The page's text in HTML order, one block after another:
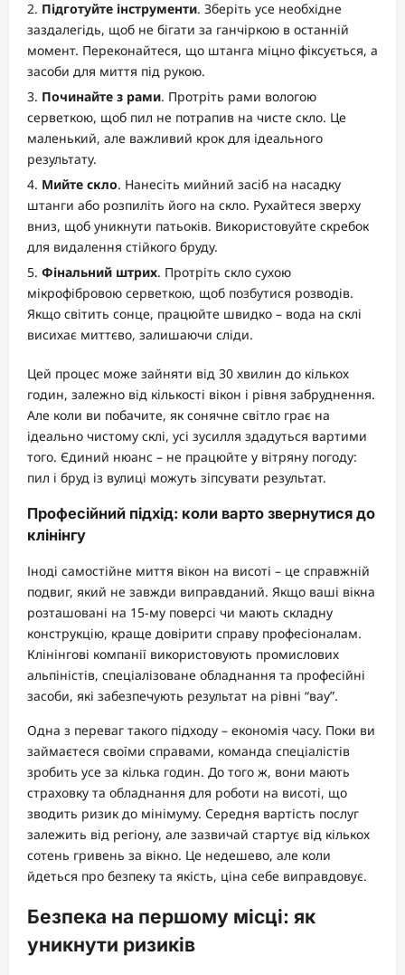
Підготуйте інструменти. Зберіть усе необхідне
заздалегідь, щоб не бігати за ганчіркою в останній
момент. Переконайтеся, що штанга міцно фіксується, а
засоби для миття під рукою.
Починайте з рами. Протріть рами вологою
серветкою, щоб пил не потрапив на чисте скло. Це
маленький, але важливий крок для ідеального
результату.
Мийте скло. Нанесіть мийний засіб на насадку
штанги або розпиліть його на скло. Рухайтеся зверху
вниз, щоб уникнути патьоків. Використовуйте скребок
для видалення стійкого бруду.
Фінальний штрих. Протріть скло сухою
мікрофібровою серветкою, щоб позбутися розводів.
Якщо світить сонце, працюйте швидко – вода на склі
висихає миттєво, залишаючи сліди.
Цей процес може зайняти від 30 хвилин до кількох
годин, залежно від кількості вікон і рівня забруднення.
Але коли ви побачите, як сонячне світло грає на
ідеально чистому склі, усі зусилля здадуться вартими
того. Єдиний нюанс – не працюйте у вітряну погоду:
пил і бруд із вулиці можуть зіпсувати результат.
Професійний підхід: коли варто звернутися до
клінінгу
Іноді самостійне миття вікон на висоті – це справжній
подвиг, який не завжди виправданий. Якщо ваші вікна
розташовані на 15-му поверсі чи мають складну
конструкцію, краще довірити справу професіоналам.
Клінінгові компанії використовують промислових
альпіністів, спеціалізоване обладнання та професійні
засоби, які забезпечують результат на рівні “вау”.
Одна з переваг такого підходу – економія часу. Поки ви
займаєтеся своїми справами, команда спеціалістів
зробить усе за кілька годин. До того ж, вони мають
страховку та обладнання для роботи на висоті, що
зводить ризик до мінімуму. Середня вартість послуг
залежить від регіону, але зазвичай стартує від кількох
сотень гривень за вікно. Це недешево, але коли
йдеться про безпеку та якість, ціна себе виправдовує.
Безпека на першому місці: як
уникнути ризиків